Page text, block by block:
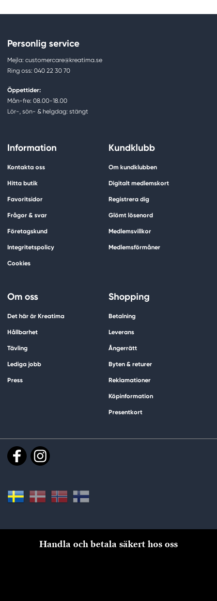
Personlig service
Mejla: customercare@kreatima.se
Ring oss: 040 22 30 70
Öppettider:
Mån-fre: 08.00-18.00
Lör-, sön- & helgdag: stängt
Information
Kontakta oss
Hitta butik
Favoritsidor
Frågor & svar
Företagskund
Integritetspolicy
Cookies
Kundklubb
Om kundklubben
Digitalt medlemskort
Registrera dig
Glömt lösenord
Medlemsvillkor
Medlemsförmåner
Om oss
Det här är Kreatima
Hållbarhet
Tävling
Lediga jobb
Press
Shopping
Betalning
Leverans
Ångerrätt
Byten & returer
Reklamationer
Köpinformation
Presentkort
Handla och betala säkert hos oss